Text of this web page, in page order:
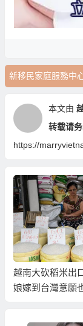
新移民家庭服務中
本文由
转载请
https://
越南大砍稻米出
娘嫁到台灣意願